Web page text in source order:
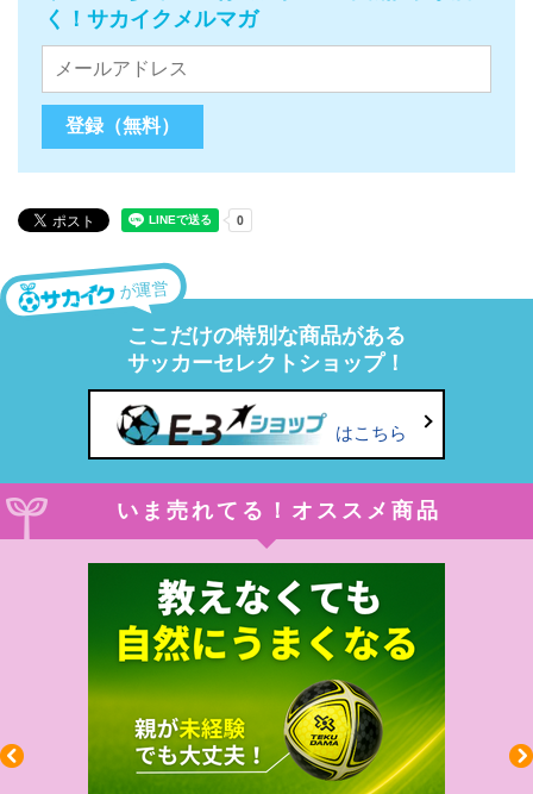
く！サカイクメルマガ
が運営
ここだけの特別な商品がある
サッカーセレクトショップ！
はこちら
いま売れてる！オススメ商品